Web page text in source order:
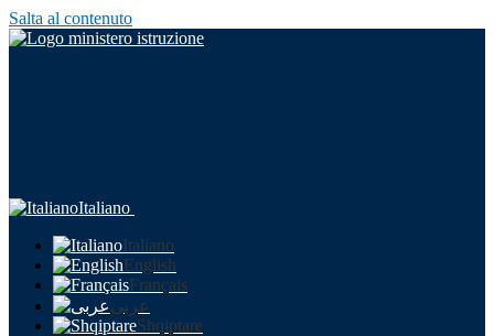
Salta al contenuto
Italiano
Italiano
English
Français
عربى
Shqiptare